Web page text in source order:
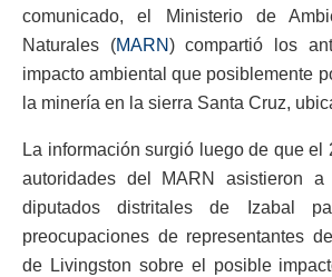
comunicado, el Ministerio de
Naturales (MARN) compartió los
impacto ambiental que posiblemente
la minería en la sierra Santa Cruz,
La información surgió luego de que el
autoridades del MARN asistieron
diputados distritales de Izabal
preocupaciones de representantes
de Livingston sobre el posible